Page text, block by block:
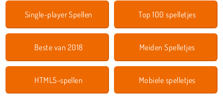
Single-player Spellen Top 100 spelletjes
Beste van 2018 Meiden Spelletjes
HTML5-spellen Mobiele spelletjes